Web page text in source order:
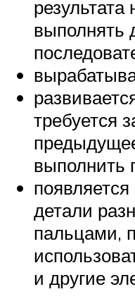
выполнять
требуется
выполнить
детали
пальцами,
и другие